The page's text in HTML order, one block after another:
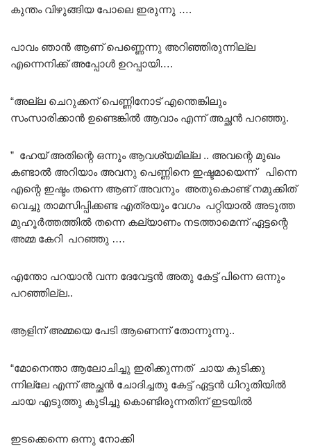
കുന്തം വിഴുങ്ങിയ പോലെ ഇരുന്നു ….
പാവം ഞാൻ ആണ് പെണ്ണെന്നു അറിഞ്ഞിരുന്നില്ല
എന്നെനിക്ക് അപ്പോൾ ഉറപ്പായി….
“അല്ല ചെറുക്കന് പെണ്ണിനോട് എന്തെങ്കിലും
സംസാരിക്കാൻ ഉണ്ടെങ്കിൽ ആവാം എന്ന് അച്ഛൻ പറഞ്ഞു.
” ഹേയ് അതിന്റെ ഒന്നും ആവശ്യമില്ല .. അവന്റെ മുഖം
കണ്ടാൽ അറിയാം അവനു പെണ്ണിനെ ഇഷ്ടമായെന്ന് പിന്നെ
എന്റെ ഇഷ്ടം തന്നെ ആണ് അവനും അതുകൊണ്ട് നമുക്കിത്
വെച്ചു താമസിപ്പിക്കണ്ട എത്രയും വേഗം പറ്റിയാൽ അടുത്ത
മുഹൂർത്തത്തിൽ തന്നെ കല്യാണം നടത്താമെന്ന് ഏട്ടന്റെ
അമ്മ കേറി പറഞ്ഞു ….
എന്തോ പറയാൻ വന്ന ദേവേട്ടൻ അതു കേട്ട് പിന്നെ ഒന്നും
പറഞ്ഞില്ല..
ആളിന് അമ്മയെ പേടി ആണെന്ന് തോന്നുന്നു..
“മോനെന്താ ആലോചിച്ചു ഇരിക്കുന്നത് ചായ കുടിക്കു
ന്നില്ലേ എന്ന് അച്ഛൻ ചോദിച്ചതു കേട്ട് ഏട്ടൻ ധിറുതിയിൽ
ചായ എടുത്തു കുടിച്ചു കൊണ്ടിരുന്നതിന് ഇടയിൽ
ഇടക്കെന്നെ ഒന്നു നോക്കി